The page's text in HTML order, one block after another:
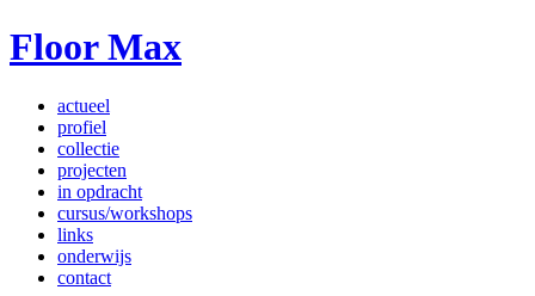
Floor Max
actueel
profiel
collectie
projecten
in opdracht
cursus/workshops
links
onderwijs
contact